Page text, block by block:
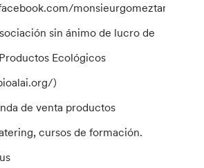
monsieurgomeztarteria/
sin ánimo de lucro de
Ecológicos
)
de venta productos
cursos de formación.